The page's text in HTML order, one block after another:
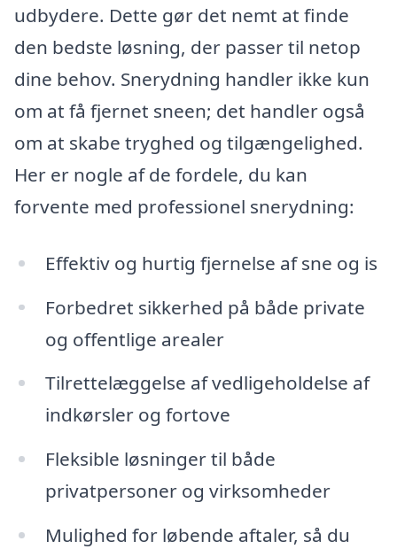
udbydere. Dette gør det nemt at finde
den bedste løsning, der passer til netop
dine behov. Snerydning handler ikke kun
om at få fjernet sneen; det handler også
om at skabe tryghed og tilgængelighed.
Her er nogle af de fordele, du kan
forvente med professionel snerydning:
Effektiv og hurtig fjernelse af sne og is
Forbedret sikkerhed på både private
og offentlige arealer
Tilrettelæggelse af vedligeholdelse af
indkørsler og fortove
Fleksible løsninger til både
privatpersoner og virksomheder
Mulighed for løbende aftaler, så du